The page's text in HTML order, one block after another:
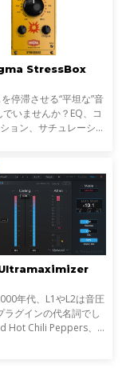
StressBox
停滞させる“平坦な”音
いませんか？EQ、コ
ョン、サチュレーショ
StressBoxです。
年代、L1やL2は音圧
ラグインの代名詞でし
Hot Chili Peppers、